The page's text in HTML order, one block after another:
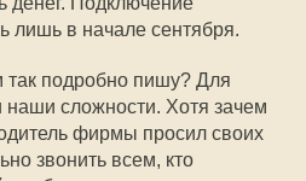
лишь в начале сентября.
подробно пишу? Для
сложности. Хотя зачем
фирмы просил своих
звонить всем, кто